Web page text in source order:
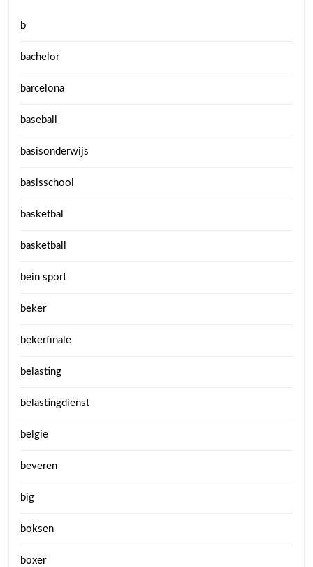
b
bachelor
barcelona
baseball
basisonderwijs
basisschool
basketbal
basketball
bein sport
beker
bekerfinale
belasting
belastingdienst
belgie
beveren
big
boksen
boxer